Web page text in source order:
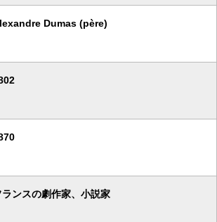
Dumas (père)
ランスの劇作家、小説家